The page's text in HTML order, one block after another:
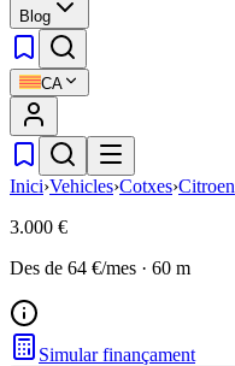
Blog
CA
Inici›Vehicles›Cotxes›Citroen
3.000 €
Des de 64 €/mes · 60 m
Simular finançament